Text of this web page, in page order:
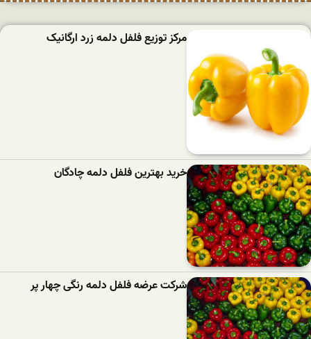
مرکز توزیع فلفل دلمه زرد ارگانیک
خرید بهترین فلفل دلمه‌ چادگان
شرکت عرضه فلفل دلمه رنگی چهار پر